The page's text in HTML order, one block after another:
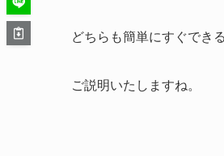
どちらも簡単にすぐでき
ご説明いたしますね。